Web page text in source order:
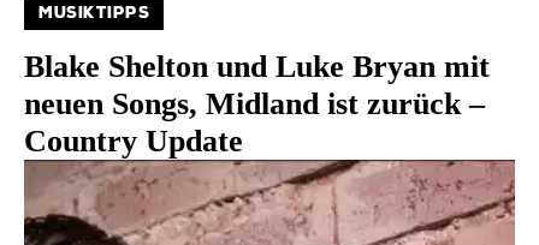
MUSIKTIPPS
Blake Shelton und Luke Bryan mit
neuen Songs, Midland ist zurück –
Country Update